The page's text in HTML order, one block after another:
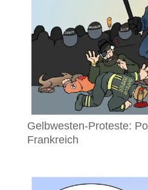
Gelbwesten-Proteste:
Frankreich